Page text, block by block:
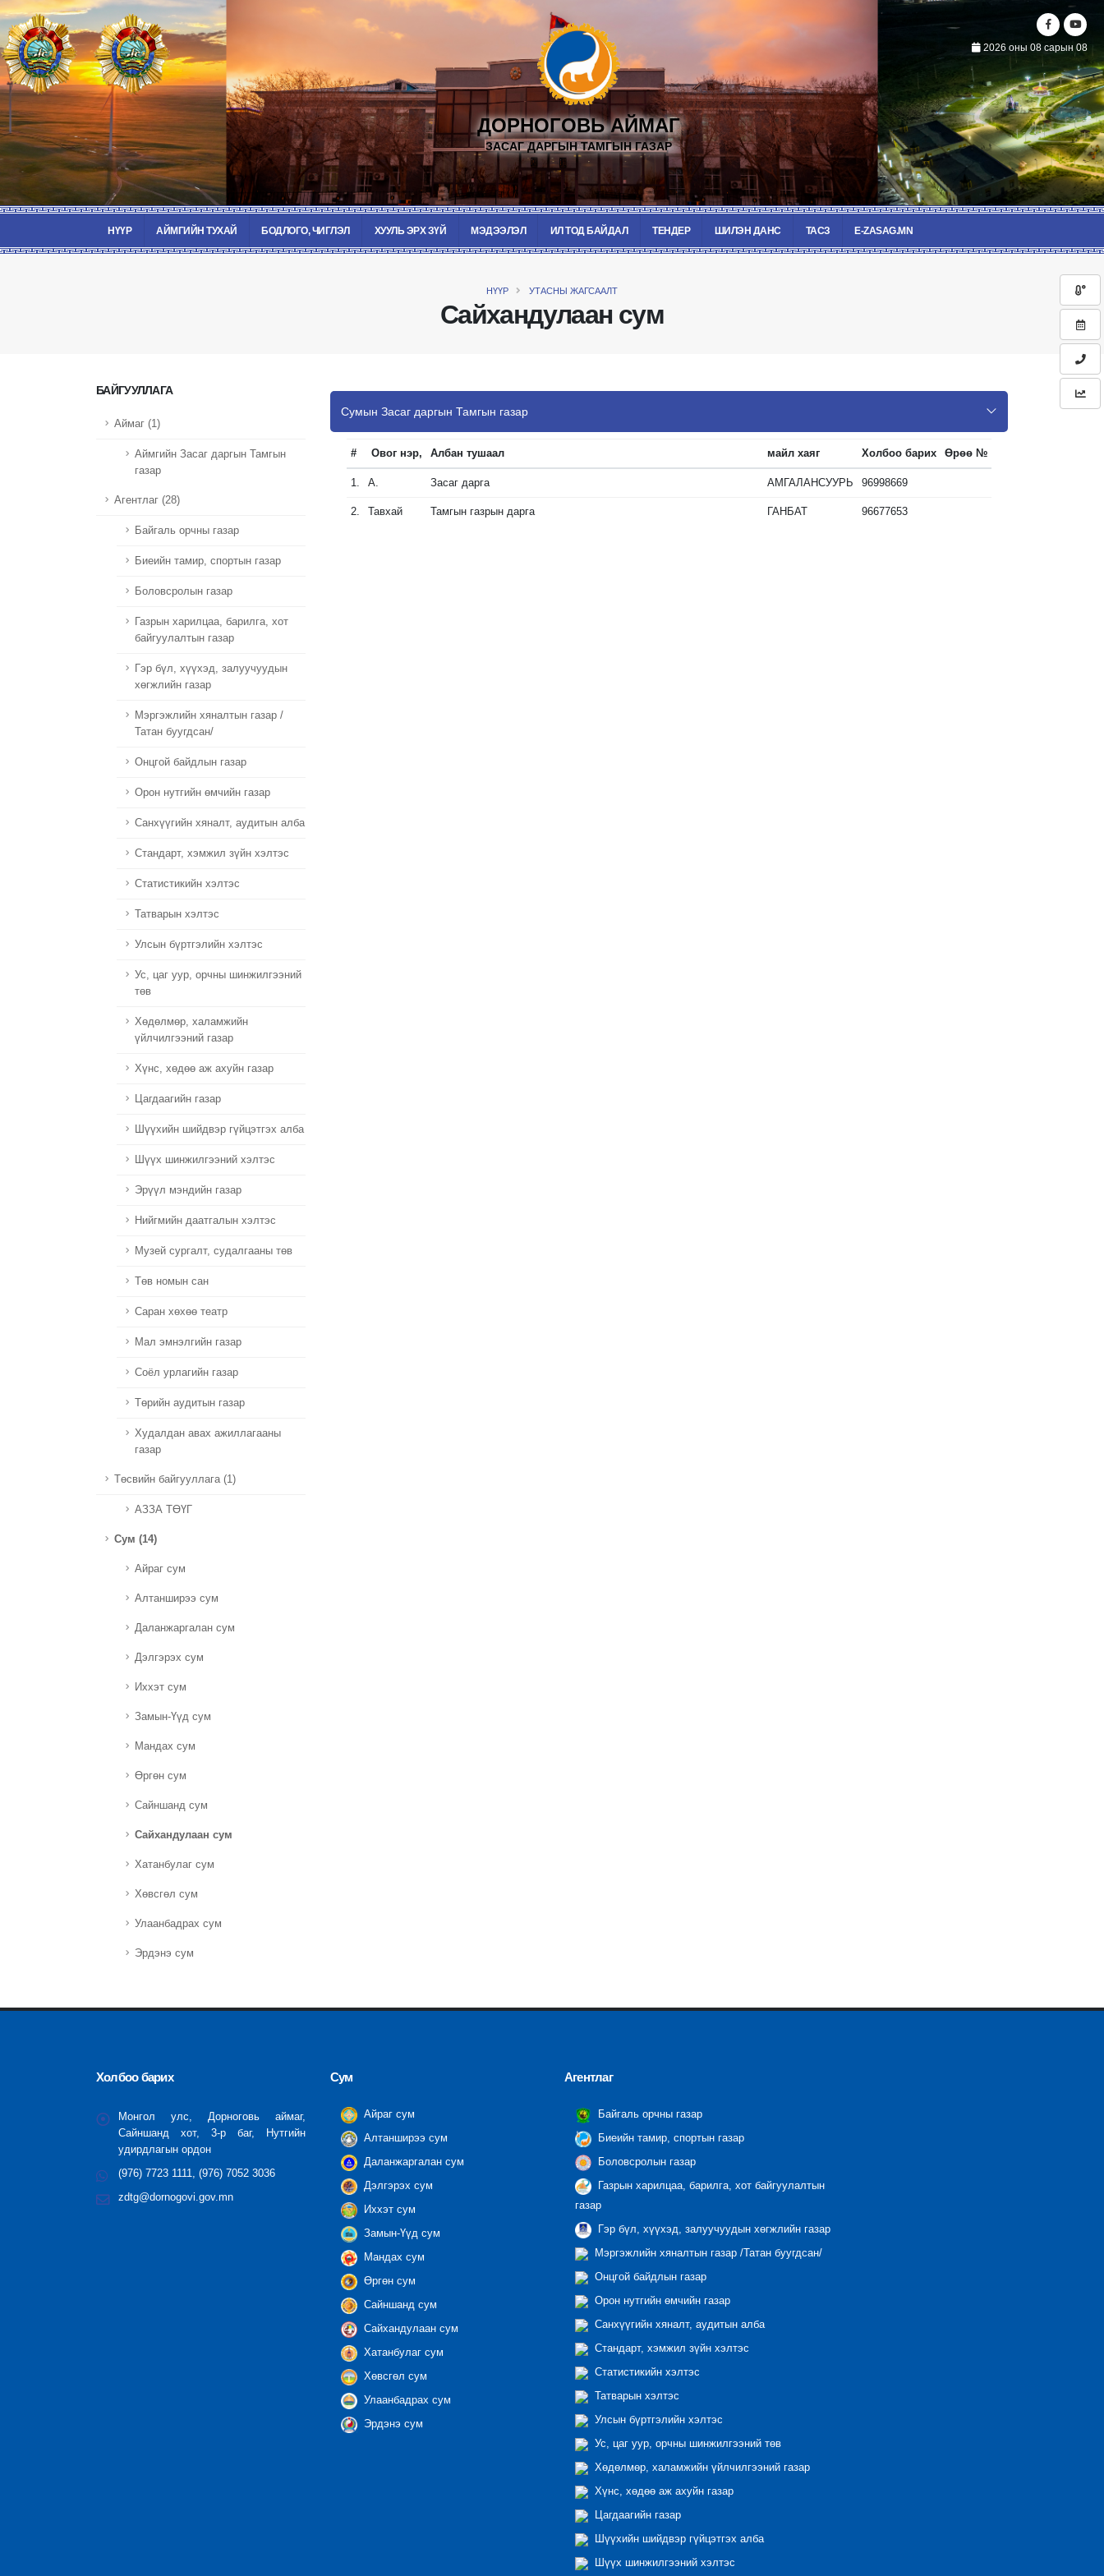
2026 оны 08 сарын 08
ДОРНОГОВЬ АЙМАГ
ЗАСАГ ДАРГЫН ТАМГЫН ГАЗАР
НҮҮР АЙМГИЙН ТУХАЙ БОДЛОГО, ЧИГЛЭЛ ХУУЛЬ ЭРХ ЗҮЙ МЭДЭЭЛЭЛ ИЛ ТОД БАЙДАЛ ТЕНДЕР ШИЛЭН ДАНС ТАСЗ E-ZASAG.MN
Сайхандулаан сум
НҮҮР УТАСНЫ ЖАГСААЛТ
БАЙГУУЛЛАГА
Аймаг (1)
Аймгийн Засаг даргын Тамгын
газар
Агентлаг (28)
Байгаль орчны газар
Биеийн тамир, спортын газар
Боловсролын газар
Газрын харилцаа, барилга, хот
байгуулалтын газар
Гэр бүл, хүүхэд, залуучуудын
хөгжлийн газар
Мэргэжлийн хяналтын газар /
Татан буугдсан/
Онцгой байдлын газар
Орон нутгийн өмчийн газар
Санхүүгийн хяналт, аудитын алба
Стандарт, хэмжил зүйн хэлтэс
Статистикийн хэлтэс
Татварын хэлтэс
Улсын бүртгэлийн хэлтэс
Ус, цаг уур, орчны шинжилгээний
төв
Хөдөлмөр, халамжийн
үйлчилгээний газар
Хүнс, хөдөө аж ахуйн газар
Цагдаагийн газар
Шүүхийн шийдвэр гүйцэтгэх алба
Шүүх шинжилгээний хэлтэс
Эрүүл мэндийн газар
Нийгмийн даатгалын хэлтэс
Музей сургалт, судалгааны төв
Төв номын сан
Саран хөхөө театр
Мал эмнэлгийн газар
Соёл урлагийн газар
Төрийн аудитын газар
Худалдан авах ажиллагааны
газар
Төсвийн байгууллага (1)
АЗЗА ТӨҮГ
Сум (14)
Айраг сум
Алтанширээ сум
Даланжаргалан сум
Дэлгэрэх сум
Иххэт сум
Замын-Үүд сум
Мандах сум
Өргөн сум
Сайншанд сум
Сайхандулаан сум
Хатанбулаг сум
Хөвсгөл сум
Улаанбадрах сум
Эрдэнэ сум
Сумын Засаг даргын Тамгын газар
# Овог нэр, Албан тушаал майл хаяг Холбоо барих Өрөө №
1. А. Засаг дарга АМГАЛАНСУУРЬ 96998669
2. Тавхай Тамгын газрын дарга ГАНБАТ 96677653
Холбоо барих
Монгол улс, Дорноговь аймаг,
Сайншанд хот, 3-р баг, Нутгийн
удирдлагын ордон
(976) 7723 1111, (976) 7052 3036
zdtg@dornogovi.gov.mn
Сум
Айраг сум
Алтанширээ сум
Даланжаргалан сум
Дэлгэрэх сум
Иххэт сум
Замын-Үүд сум
Мандах сум
Өргөн сум
Сайншанд сум
Сайхандулаан сум
Хатанбулаг сум
Хөвсгөл сум
Улаанбадрах сум
Эрдэнэ сум
Агентлаг
Байгаль орчны газар
Биеийн тамир, спортын газар
Боловсролын газар
Газрын харилцаа, барилга, хот байгуулалтын
газар
Гэр бүл, хүүхэд, залуучуудын хөгжлийн газар
Мэргэжлийн хяналтын газар /Татан буугдсан/
Онцгой байдлын газар
Орон нутгийн өмчийн газар
Санхүүгийн хяналт, аудитын алба
Стандарт, хэмжил зүйн хэлтэс
Статистикийн хэлтэс
Татварын хэлтэс
Улсын бүртгэлийн хэлтэс
Ус, цаг уур, орчны шинжилгээний төв
Хөдөлмөр, халамжийн үйлчилгээний газар
Хүнс, хөдөө аж ахуйн газар
Цагдаагийн газар
Шүүхийн шийдвэр гүйцэтгэх алба
Шүүх шинжилгээний хэлтэс